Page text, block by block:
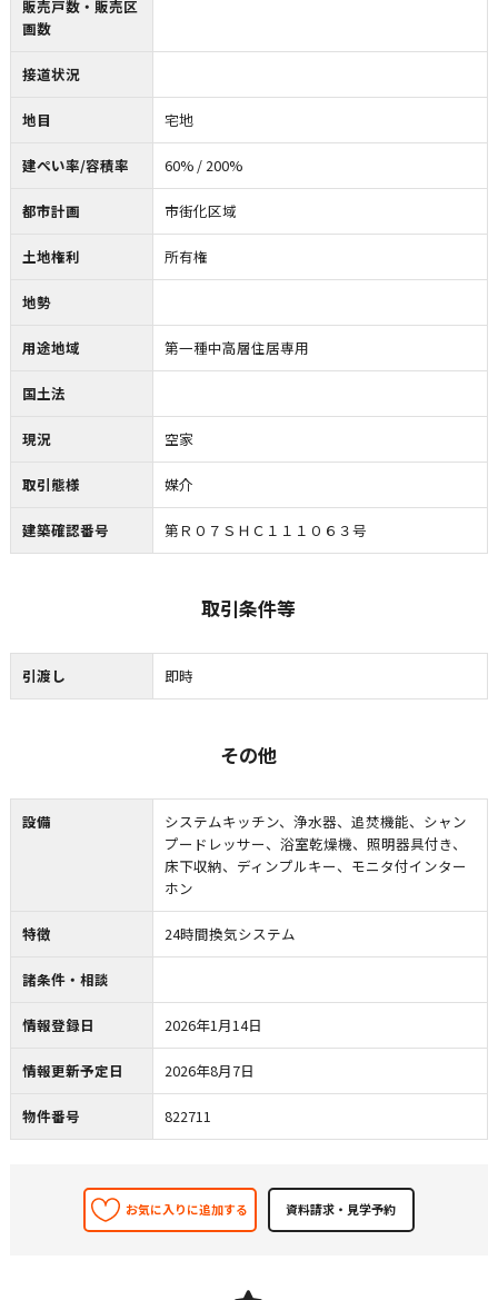
販売戸数・販売区
画数
接道状況
地目 宅地
建ぺい率/容積率 60% / 200%
都市計画 市街化区域
土地権利 所有権
地勢
用途地域 第一種中高層住居専用
国土法
現況 空家
取引態様 媒介
建築確認番号 第Ｒ０７ＳＨＣ１１１０６３号
取引条件等
引渡し 即時
その他
設備
システムキッチン、浄水器、追焚機能、シャン
プードレッサー、浴室乾燥機、照明器具付き、
床下収納、ディンプルキー、モニタ付インター
ホン
特徴 24時間換気システム
諸条件・相談
情報登録日 2026年1月14日
情報更新予定日 2026年8月7日
物件番号 822711
お気に入りに追加する